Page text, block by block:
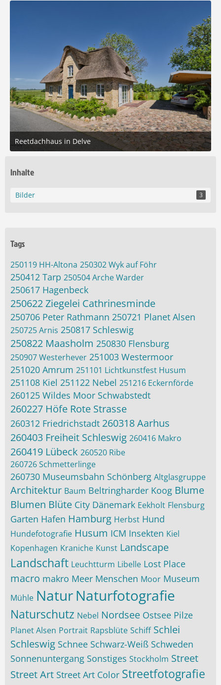
Reetdachhaus in Delve
31. Mai 2026 um 13:51
Inhalte
Bilder 3
Tags
250119 HH-Altona 250302 Wyk auf Föhr
250412 Tarp 250504 Arche Warder
250617 Hagenbeck
250622 Ziegelei Cathrinesminde
250706 Peter Rathmann 250721 Planet Alsen
250725 Arnis 250817 Schleswig
250822 Maasholm 250830 Flensburg
250907 Westerhever 251003 Westermoor
251020 Amrum 251101 Lichtkunstfest Husum
251108 Kiel 251122 Nebel 251216 Eckernförde
260125 Wildes Moor Schwabstedt
260227 Höfe Rote Strasse
260312 Friedrichstadt 260318 Aarhus
260403 Freiheit Schleswig 260416 Makro
260419 Lübeck 260520 Ribe
260726 Schmetterlinge
260730 Museumsbahn Schönberg Altglasgruppe
Architektur Baum Beltringharder Koog Blume
Blumen Blüte City Dänemark Eekholt Flensburg
Garten Hafen Hamburg Herbst Hund
Hundefotografie Husum ICM Insekten Kiel
Kopenhagen Kraniche Kunst Landscape
Landschaft Leuchtturm Libelle Lost Place
macro makro Meer Menschen Moor Museum
Mühle NaturNaturfotografie
Naturschutz Nebel Nordsee Ostsee Pilze
Planet Alsen Portrait Rapsblüte Schiff Schlei
Schleswig Schnee Schwarz-Weiß Schweden
Sonnenuntergang Sonstiges Stockholm Street
Street Art Street Art Color Streetfotografie